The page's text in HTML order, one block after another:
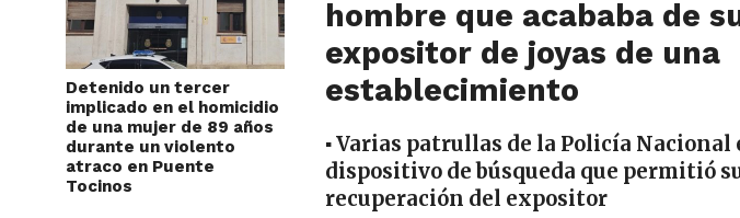
Detenido un tercer
implicado en el homicidio
de una mujer de 89 años
durante un violento
atraco en Puente
Tocinos
hombre que acababa de
expositor de joyas de una
establecimiento
▪Varias patrullas de la Policía
dispositivo de búsqueda que permitió
recuperación del expositor